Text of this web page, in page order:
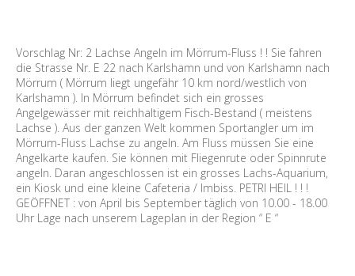
Vorschlag Nr: 2 Lachse Angeln im Mörrum-Fluss ! ! Sie fahren
die Strasse Nr. E 22 nach Karlshamn und von Karlshamn nach
Mörrum ( Mörrum liegt ungefähr 10 km nord/westlich von
Karlshamn ). In Mörrum befindet sich ein grosses
Angelgewässer mit reichhaltigem Fisch-Bestand ( meistens
Lachse ). Aus der ganzen Welt kommen Sportangler um im
Mörrum-Fluss Lachse zu angeln. Am Fluss müssen Sie eine
Angelkarte kaufen. Sie können mit Fliegenrute oder Spinnrute
angeln. Daran angeschlossen ist ein grosses Lachs-Aquarium,
ein Kiosk und eine kleine Cafeteria / Imbiss. PETRI HEIL ! ! !
GEÖFFNET : von April bis September täglich von 10.00 - 18.00
Uhr Lage nach unserem Lageplan in der Region “ E “